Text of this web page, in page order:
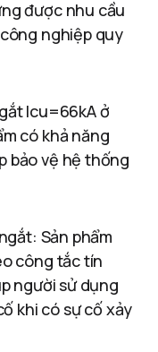
được nhu cầu
nghiệp quy
Icu=66kA ở
có khả năng
bảo vệ hệ thống
Sản phẩm
công tắc tín
người sử dụng
khi có sự cố xảy